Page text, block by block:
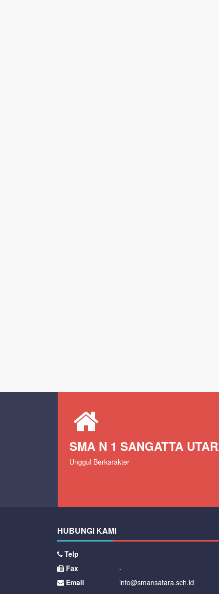
SMA N 1 SANGATTA
Unggul Berkarakter
HUBUNGI KAMI
Telp
-
Fax
-
Email
info@smansatara.sch.id